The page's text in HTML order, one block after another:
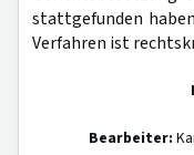
stattgefunden
Verfahren ist
Bearbeiter: